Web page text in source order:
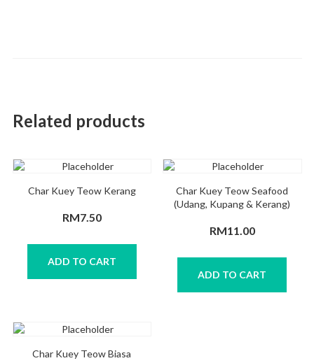
Related products
Char Kuey Teow Kerang
RM7.50
ADD TO CART
Char Kuey Teow Seafood
(Udang, Kupang & Kerang)
RM11.00
ADD TO CART
Char Kuey Teow Biasa